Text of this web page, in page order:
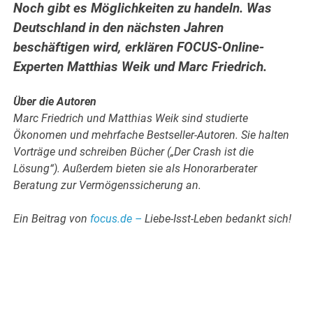
Noch gibt es Möglichkeiten zu handeln. Was
Deutschland in den nächsten Jahren
beschäftigen wird, erklären FOCUS-Online-
Experten Matthias Weik und Marc Friedrich.
Über die Autoren
Marc Friedrich und Matthias Weik sind studierte
Ökonomen und mehrfache Bestseller-Autoren. Sie halten
Vorträge und schreiben Bücher („Der Crash ist die
Lösung“). Außerdem bieten sie als Honorarberater
Beratung zur Vermögenssicherung an.
Ein Beitrag von focus.de –Liebe-Isst-Leben bedankt sich!